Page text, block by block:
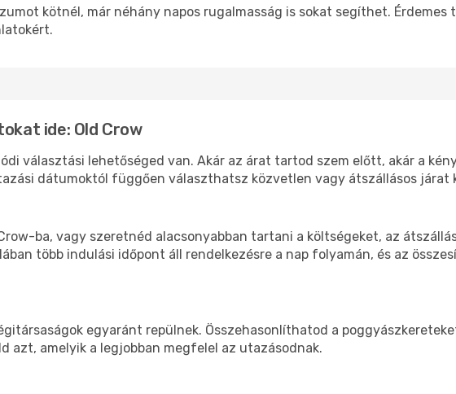
kötnél, már néhány napos rugalmasság is sokat segíthet. Érdemes
ide: Old Crow
választási lehetőséged van. Akár az árat tartod szem előtt, akár a
dátumoktól függően választhatsz közvetlen vagy átszállásos járat
ba, vagy szeretnéd alacsonyabban tartani a költségeket, az
több indulási időpont áll rendelkezésre a nap folyamán, és az
egyaránt repülnek. Összehasonlíthatod a
azt, amelyik a legjobban megfelel az utazásodnak.